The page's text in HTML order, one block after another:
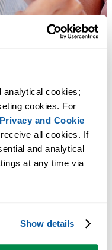
analytical cookies;
cookies. For
Privacy and Cookie
all cookies. If
and analytical
at any time via
Show details
Così semplice.